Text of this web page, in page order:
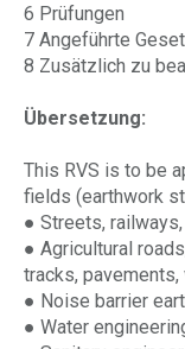
6 Prüfungen
7 Angeführte
8 Zusätzlich zu
Übersetzung:
This RVS is to be
fields (earthwork
● Streets,
● Agricultural
tracks,
● Noise barrier
● Water